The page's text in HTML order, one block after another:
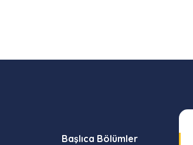
Başlıca Bölümler